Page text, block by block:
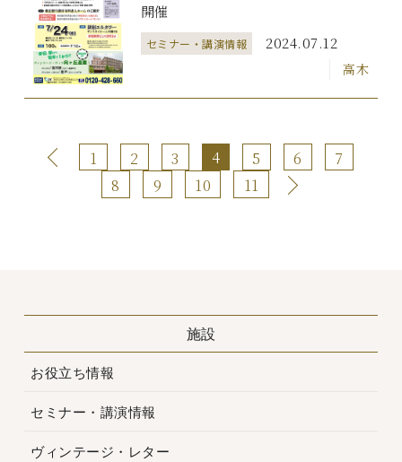
開催
セミナー・講演情報 2024.07.12
高木
1 2 3 4 5 6
7
8
9 10 11
施設
お役立ち情報
セミナー・講演情報
ヴィンテージ・レター